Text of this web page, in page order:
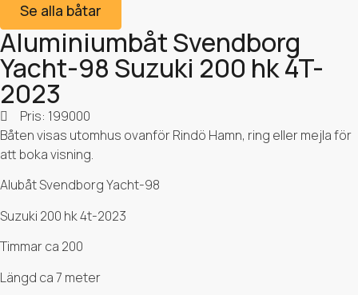
Se alla båtar
Aluminiumbåt Svendborg
Yacht-98 Suzuki 200 hk 4T-
2023
Pris: 199000
Båten visas utomhus ovanför Rindö Hamn, ring eller mejla för
att boka visning.
Alubåt Svendborg Yacht-98
Suzuki 200 hk 4t-2023
Timmar ca 200
Längd ca 7 meter